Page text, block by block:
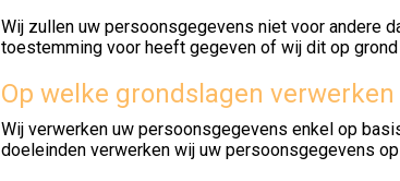
Wij zullen uw persoonsgegevens niet voor andere
toestemming voor heeft gegeven of wij dit op
Op welke grondslagen
Wij verwerken uw persoonsgegevens enkel op
doeleinden verwerken wij uw persoonsgegevens